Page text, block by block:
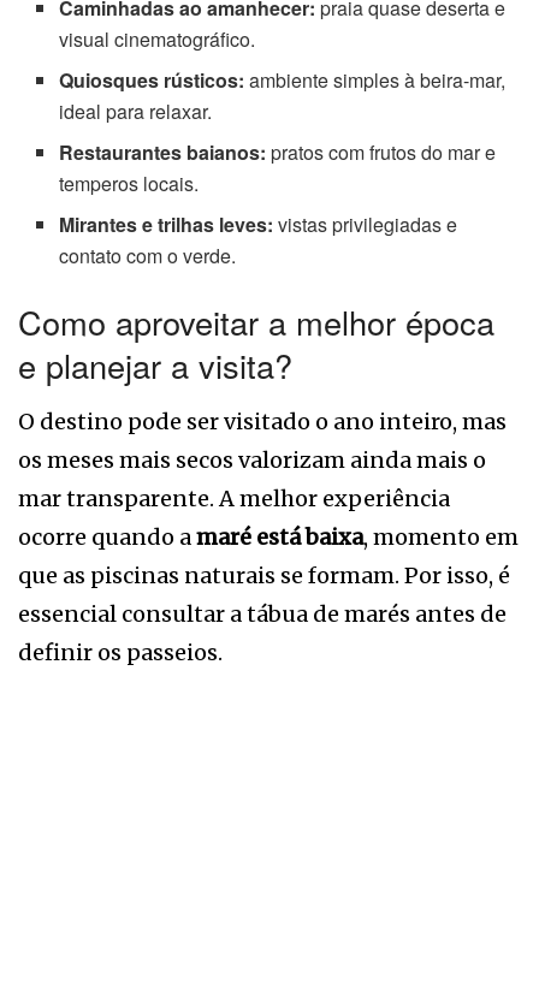
Caminhadas ao amanhecer: praia quase deserta e
visual cinematográfico.
Quiosques rústicos: ambiente simples à beira-mar,
ideal para relaxar.
Restaurantes baianos: pratos com frutos do mar e
temperos locais.
Mirantes e trilhas leves: vistas privilegiadas e
contato com o verde.
Como aproveitar a melhor época
e planejar a visita?
O destino pode ser visitado o ano inteiro, mas
os meses mais secos valorizam ainda mais o
mar transparente. A melhor experiência
ocorre quando amaré está baixa, momento em
que as piscinas naturais se formam. Por isso, é
essencial consultar a tábua de marés antes de
definir os passeios.